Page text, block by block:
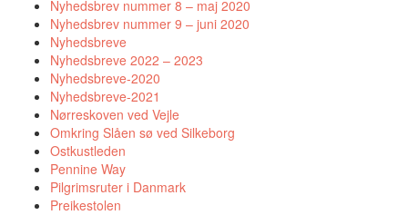
Nyhedsbrev nummer 8 – maj 2020
Nyhedsbrev nummer 9 – juni 2020
Nyhedsbreve
Nyhedsbreve 2022 – 2023
Nyhedsbreve-2020
Nyhedsbreve-2021
Nørreskoven ved Vejle
Omkring Slåen sø ved Silkeborg
Ostkustleden
Pennine Way
Pilgrimsruter i Danmark
Preikestolen